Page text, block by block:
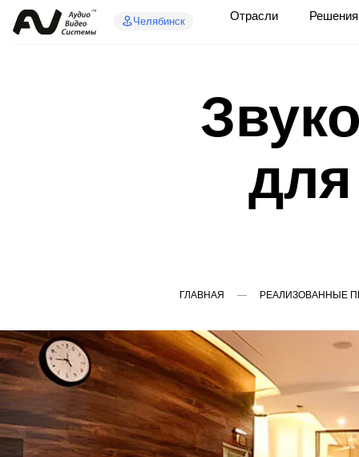
Челябинск Отрасли Решения
ГЛАВНАЯ РЕАЛИЗОВАННЫЕ